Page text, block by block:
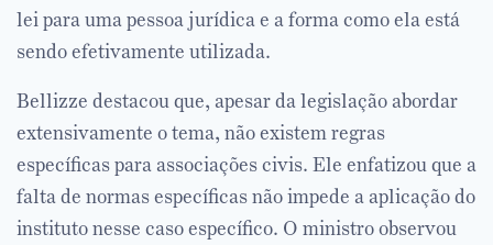
lei para uma pessoa jurídica e a forma como ela está
sendo efetivamente utilizada.
Bellizze destacou que, apesar da legislação abordar
extensivamente o tema, não existem regras
específicas para associações civis. Ele enfatizou que a
falta de normas específicas não impede a aplicação do
instituto nesse caso específico. O ministro observou